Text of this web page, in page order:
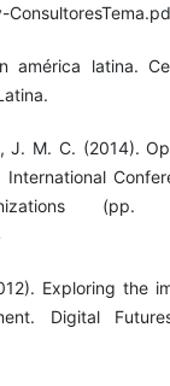
américa latina.
J. M. C. (2014).
(pp.
Exploring the
Digital